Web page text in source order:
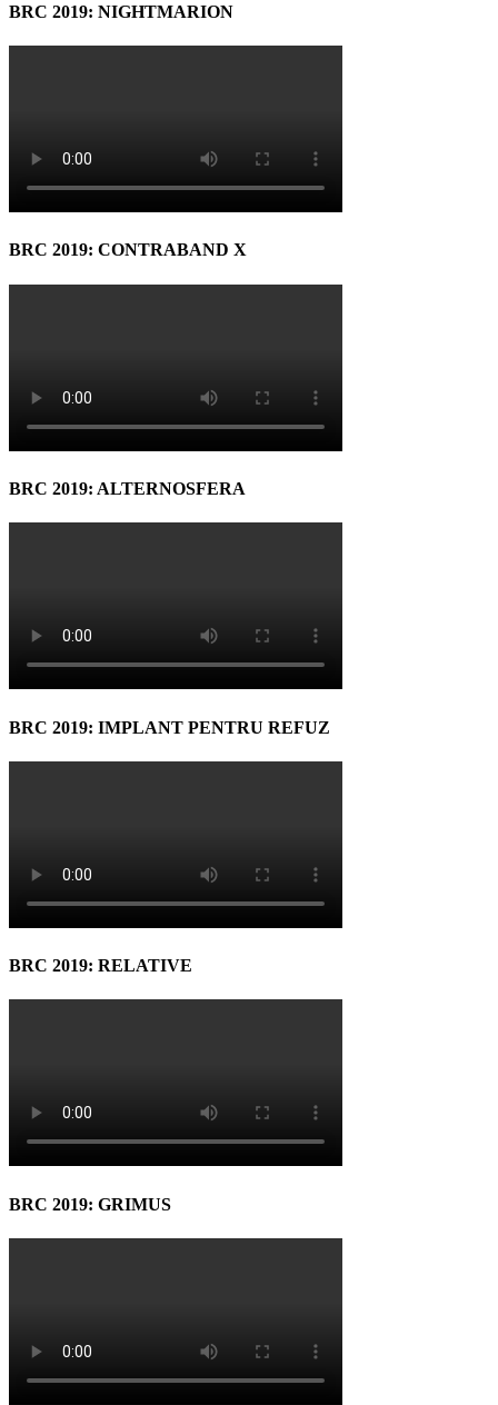
BRC 2019: NIGHTMARION
BRC 2019: CONTRABAND X
BRC 2019: ALTERNOSFERA
BRC 2019: IMPLANT PENTRU REFUZ
BRC 2019: RELATIVE
BRC 2019: GRIMUS